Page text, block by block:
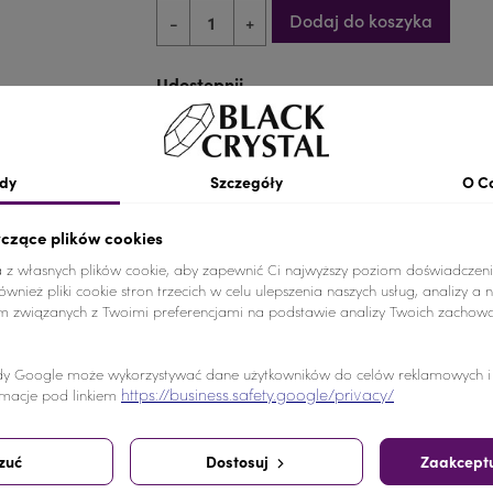
- + Dodaj do koszyka
Udostępnij
UdostępnijTweetujPinterest
akrylowych, a swoim blaskiem przypominają kamienie
Szczegóły O
plików cookies
z własnych plików cookie, aby zapewnić Ci najwyższy poziom
pliki cookie stron trzecich w celu ulepszenia naszych usług, analizy a
związanych z Twoimi preferencjami na podstawie analizy Twoich
Google może wykorzystywać dane użytkowników do celów reklamowych i
pod linkiem https://business.safety.google/privacy/
Dostosuj